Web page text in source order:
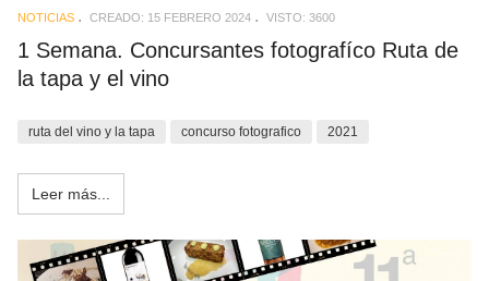
NOTICIAS CREADO: 15 FEBRERO 2024 VISTO: 3600
1 Semana. Concursantes fotografíco Ruta de
la tapa y el vino
ruta del vino y la tapa concurso fotografico 2021
Leer más...